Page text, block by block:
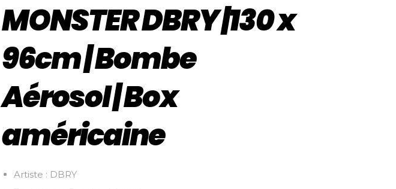
MONSTER DBRY |130 x
96cm | Bombe
Aérosol | Box
américaine
Artiste : DBRY